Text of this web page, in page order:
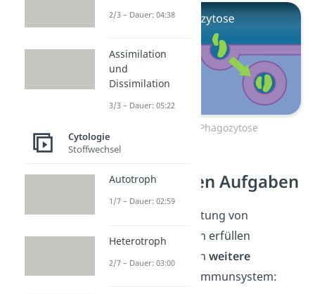
Zum Video: Phagozytose
Makrophagen Aufgaben
Neben der Vernichtung von
Krankheitserregern erfüllen
Makrophagen nochweitere
für das Immunsystem:
2/3 – Dauer: 04:38
Assimilation
und
Dissimilation
3/3 – Dauer: 05:22
Cytologie
Stoffwechsel
Autotroph
1/7 – Dauer: 02:59
Heterotroph
2/7 – Dauer: 03:00